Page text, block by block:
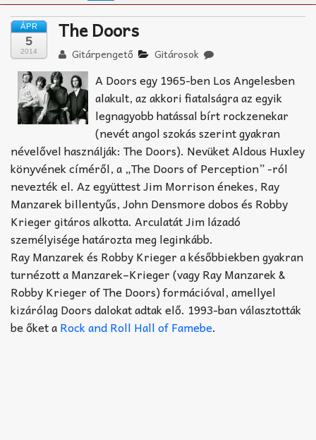
Zeneiskolák
Zeneszerzés alapjai
Akkord-kotta
TABok
Improvizáció
ÁPR
5
2014
The Doors
Gitárpengető Gitárosok
A Doors egy 1965-ben Los Angelesben
alakult, az akkori fiatalságra az egyik
legnagyobb hatással bírt rockzenekar
(nevét angol szokás szerint gyakran
névelővel használják: The Doors). Nevüket Aldous Huxley
könyvének címéről, a „The Doors of Perception” -ról
nevezték el. Az együttest Jim Morrison énekes, Ray
Manzarek billentyűs, John Densmore dobos és Robby
Krieger gitáros alkotta. Arculatát Jim lázadó
személyisége határozta meg leginkább.
Ray Manzarek és Robby Krieger a későbbiekben gyakran
turnézott a Manzarek–Krieger (vagy Ray Manzarek &
Robby Krieger of The Doors) formációval, amellyel
kizárólag Doors dalokat adtak elő. 1993-ban választották
be őket aRock and Roll Hall of Famebe.